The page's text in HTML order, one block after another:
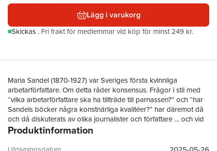
Lägg i varukorg
Skickas . Fri frakt för medlemmar vid köp för minst 249 kr.
Maria Sandel (1870-1927) var Sveriges första kvinnliga
arbetarförfattare. Om detta råder konsensus. Frågor i stil med
“vilka arbetarförfattare ska ha tillträde till parnassen?” och “har
Sandels böcker några konstnärliga kvalitéer?” har däremot då
och då diskuterats av olika journalister och författare … och vid
dessa tillfällen har det inte alltid funnits samförstånd. Under det
Mannen som reste sig som ett slags slagträ i den ständigt
Produktinformation